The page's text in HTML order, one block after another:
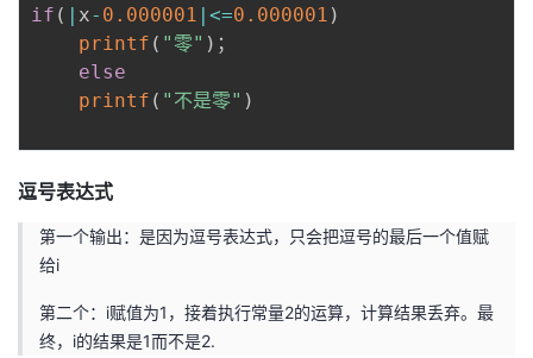
if ( | x- 0.000001 | <=0.000001 )
printf ( "零" ) ；
else
printf ( "不是零" )
逗号表达式
第一个输出：是因为逗号表达式，只会把逗号的最后一个值赋
给i
第二个：i赋值为1，接着执行常量2的运算，计算结果丢弃。最
终，i的结果是1而不是2.